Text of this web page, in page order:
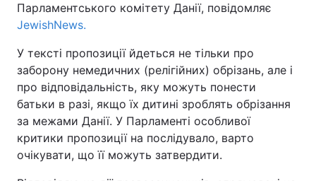
Одеса
Спорт Наука
Техно і зв'язок Лайт
Зброя Інциденти
Парламентського комітету Данії, повідомляє
JewishNews.
У тексті пропозиції йдеться не тільки про
заборону немедичних (релігійних) обрізань, але і
про відповідальність, яку можуть понести
батьки в разі, якщо їх дитині зроблять обрізання
за межами Данії. У Парламенті особливої
критики пропозиції на послідувало, варто
очікувати, що її можуть затвердити.